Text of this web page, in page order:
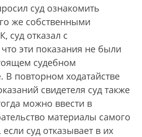
суд ознакомить
же собственными
суд отказал с
эти показания не были
судебном
В повторном ходатайстве
свидетеля суд также
можно ввести в
материалы самого
суд отказывает в их